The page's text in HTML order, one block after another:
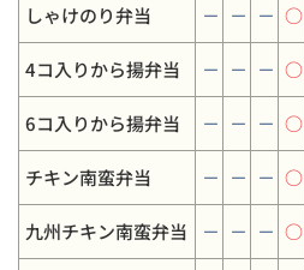
しゃけのり弁当 － － － ○
4コ入りから揚弁当 － － － ○
6コ入りから揚弁当 － － － ○
チキン南蛮弁当 － － － ○
九州チキン南蛮弁当 － － － ○